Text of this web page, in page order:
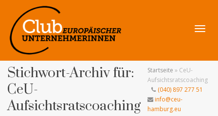
Stichwort-Archiv für:
CeU-
Aufsichtsratscoaching
Startseite » CeU-
Aufsichtsratscoaching
(040) 897 277 51
info@ceu-
hamburg.eu